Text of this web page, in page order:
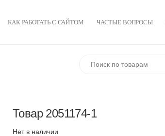
КАК РАБОТАТЬ С САЙТОМ ЧАСТЫЕ ВОПРОСЫ
Товар 2051174-1
Нет в наличии